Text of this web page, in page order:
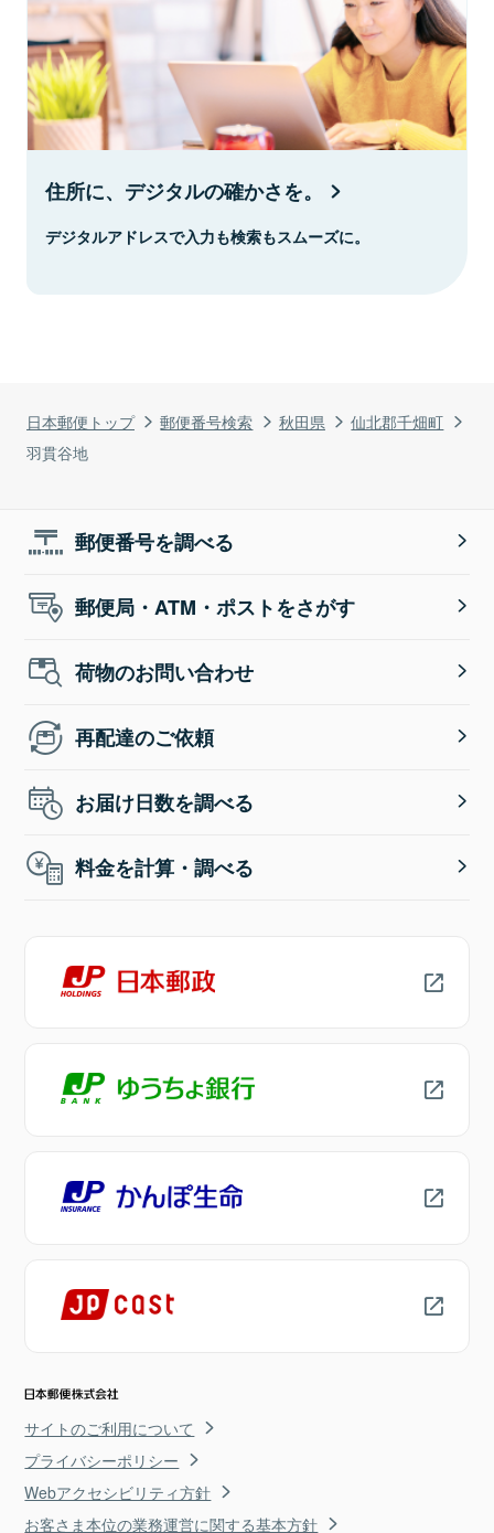
日本郵便トップ 郵便番号検索 秋田県
仙北郡千畑町
羽貫谷地
住所に、デジタルの確かさを。
デジタルアドレスで入力も検索もスムーズに。
郵便番号を調べる
郵便局・ATM・ポストをさがす
荷物のお問い合わせ
再配達のご依頼
お届け日数を調べる
料金を計算・調べる
サイトのご利用について
プライバシーポリシー
Webアクセシビリティ方針
お客さま本位の業務運営に関する基本方針